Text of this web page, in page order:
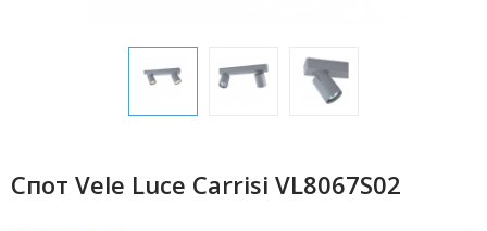
Спот Vele Luce Carrisi VL8067S02